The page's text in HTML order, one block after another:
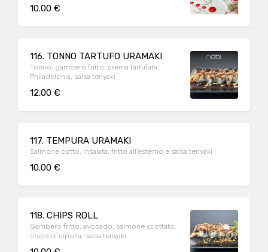
10.00 €
116. TONNO TARTUFO URAMAKI
Tonno, gambero fritto, crema tartufata,
Philadelphia, salsa teriyaki
12.00 €
117. TEMPURA URAMAKI
Salmone cotto, insalata, fritto all'esterno e salsa teriyaki
10.00 €
118. CHIPS ROLL
Gambero fritto, avocado, salmone scottato,
chips di cipolla, salsa teriyaki